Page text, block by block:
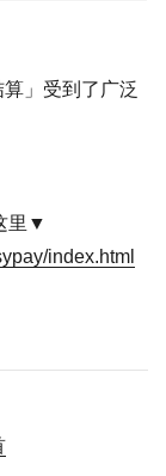
」受到了广泛
里▼
index.html